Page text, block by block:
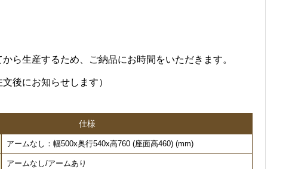
ら生産するため、ご納品にお時間をいただきます。
文後にお知らせします）
仕様
アームなし：幅500x奥行540x高760 (座面高460) (mm)
アームなし/アームあり